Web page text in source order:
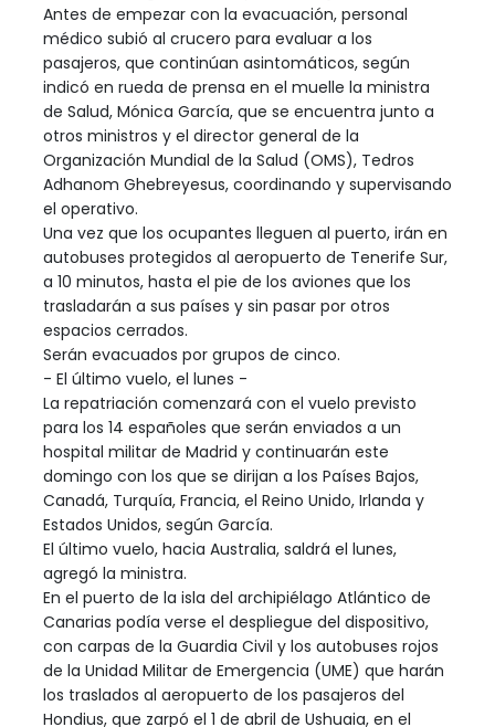
Antes de empezar con la evacuación, personal
médico subió al crucero para evaluar a los
pasajeros, que continúan asintomáticos, según
indicó en rueda de prensa en el muelle la ministra
de Salud, Mónica García, que se encuentra junto a
otros ministros y el director general de la
Organización Mundial de la Salud (OMS), Tedros
Adhanom Ghebreyesus, coordinando y supervisando
el operativo.
Una vez que los ocupantes lleguen al puerto, irán en
autobuses protegidos al aeropuerto de Tenerife Sur,
a 10 minutos, hasta el pie de los aviones que los
trasladarán a sus países y sin pasar por otros
espacios cerrados.
Serán evacuados por grupos de cinco.
- El último vuelo, el lunes -
La repatriación comenzará con el vuelo previsto
para los 14 españoles que serán enviados a un
hospital militar de Madrid y continuarán este
domingo con los que se dirijan a los Países Bajos,
Canadá, Turquía, Francia, el Reino Unido, Irlanda y
Estados Unidos, según García.
El último vuelo, hacia Australia, saldrá el lunes,
agregó la ministra.
En el puerto de la isla del archipiélago Atlántico de
Canarias podía verse el despliegue del dispositivo,
con carpas de la Guardia Civil y los autobuses rojos
de la Unidad Militar de Emergencia (UME) que harán
los traslados al aeropuerto de los pasajeros del
Hondius, que zarpó el 1 de abril de Ushuaia, en el